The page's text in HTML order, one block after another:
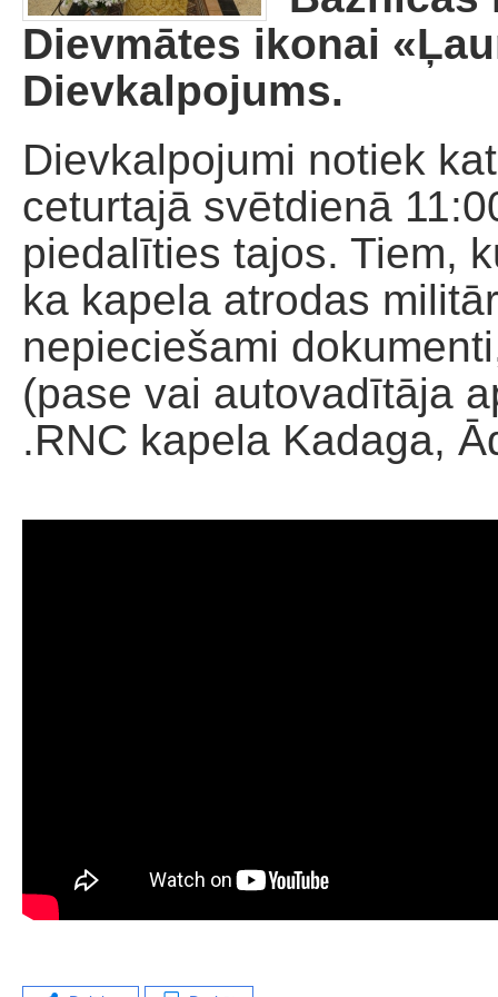
Palīdzība dievnamam
Dievmātes ikonai
Dievkalpojums.
Dievkalpojumi notiek
ceturtajā svētdienā
piedalīties tajos. Tiem,
ka kapela atrodas
nepieciešami
(pase vai autovadītāja
.RNC kapela Kadaga,